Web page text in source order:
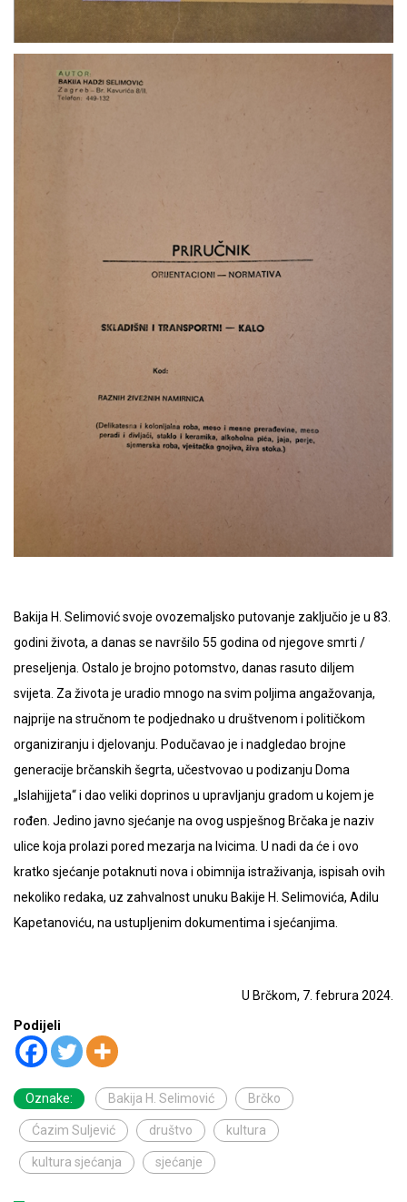
Bakija H. Selimović svoje ovozemaljsko putovanje zaključio je u 83.
godini života, a danas se navršilo 55 godina od njegove smrti /
preseljenja. Ostalo je brojno potomstvo, danas rasuto diljem
svijeta. Za života je uradio mnogo na svim poljima angažovanja,
najprije na stručnom te podjednako u društvenom i političkom
organiziranju i djelovanju. Podučavao je i nadgledao brojne
generacije brčanskih šegrta, učestvovao u podizanju Doma
„Islahijjeta“ i dao veliki doprinos u upravljanju gradom u kojem je
rođen. Jedino javno sjećanje na ovog uspješnog Brčaka je naziv
ulice koja prolazi pored mezarja na Ivicima. U nadi da će i ovo
kratko sjećanje potaknuti nova i obimnija istraživanja, ispisah ovih
nekoliko redaka, uz zahvalnost unuku Bakije H. Selimovića, Adilu
Kapetanoviću, na ustupljenim dokumentima i sjećanjima.
U Brčkom, 7. februra 2024.
Podijeli
Oznake: Bakija H. Selimović Brčko
Ćazim Suljević društvo kultura
kultura sjećanja sjećanje